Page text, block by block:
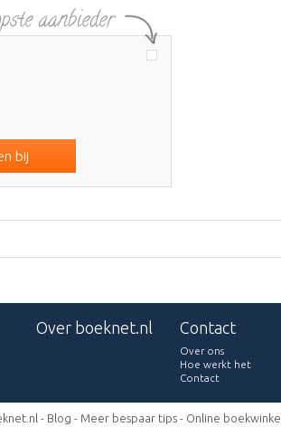
bij
Over boeknet.nl Contact
Over ons
Hoe werkt het
Contact
- Blog - Meer bespaar tips - Online boekwinkel